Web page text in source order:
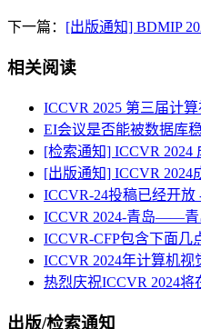
下一篇： [出版通知] BDMIP
相关阅读
ICCVR 2025 第三届计
EI会议是否能被数据库
[检索通知] ICCVR 2024
[出版通知] ICCVR 2024
ICCVR-24投稿已经开放
ICCVR 2024-青岛——青
ICCVR-CFP包含下面几
ICCVR 2024年计算机
热烈庆祝ICCVR 2024将
出版/检索通知